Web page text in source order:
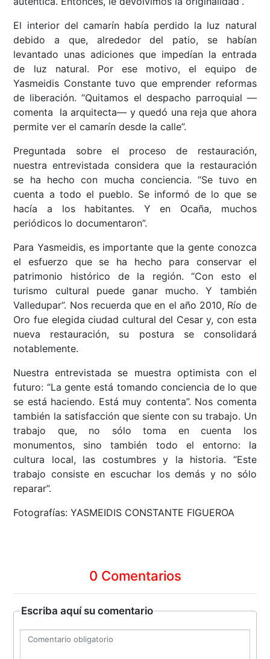
El interior del camarín había perdido la luz natural
debido a que, alrededor del patio, se habían
levantado unas adiciones que impedían la entrada
de luz natural. Por ese motivo, el equipo de
Yasmeidis Constante tuvo que emprender reformas
de liberación. “Quitamos el despacho parroquial ––
comenta la arquitecta–– y quedó una reja que ahora
permite ver el camarín desde la calle”.
Preguntada sobre el proceso de restauración,
nuestra entrevistada considera que la restauración
se ha hecho con mucha conciencia. “Se tuvo en
cuenta a todo el pueblo. Se informó de lo que se
hacía a los habitantes. Y en Ocaña, muchos
periódicos lo documentaron”.
Para Yasmeidis, es importante que la gente conozca
el esfuerzo que se ha hecho para conservar el
patrimonio histórico de la región. “Con esto el
turismo cultural puede ganar mucho. Y también
Valledupar”. Nos recuerda que en el año 2010, Río de
Oro fue elegida ciudad cultural del Cesar y, con esta
nueva restauración, su postura se consolidará
notablemente.
Nuestra entrevistada se muestra optimista con el
futuro: “La gente está tomando conciencia de lo que
se está haciendo. Está muy contenta”. Nos comenta
también la satisfacción que siente con su trabajo. Un
trabajo que, no sólo toma en cuenta los
monumentos, sino también todo el entorno: la
cultura local, las costumbres y la historia. “Este
trabajo consiste en escuchar los demás y no sólo
reparar”.
Fotografías: YASMEIDIS CONSTANTE FIGUEROA
0 Comentarios
Escriba aquí su comentario